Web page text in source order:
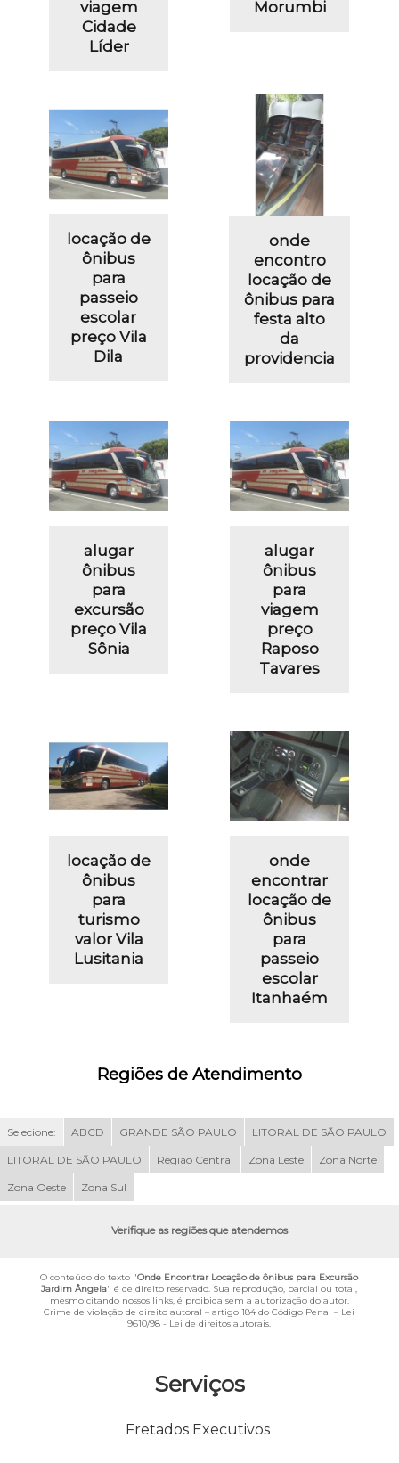
Serviços
Fretados Executivos
viagem
Cidade
Líder
Morumbi
locação de
ônibus
para
passeio
escolar
preço Vila
Dila
onde
encontro
locação de
ônibus para
festa alto
da
providencia
alugar
ônibus
para
excursão
preço Vila
Sônia
alugar
ônibus
para
viagem
preço
Raposo
Tavares
locação de
ônibus
para
turismo
valor Vila
Lusitania
onde
encontrar
locação de
ônibus
para
passeio
escolar
Itanhaém
Regiões de Atendimento
Selecione: ABCD GRANDE SÃO PAULO LITORAL DE SÃO PAULO
LITORAL DE SÃO PAULO Região Central Zona Leste Zona Norte
Zona Oeste Zona Sul
Verifique as regiões que atendemos
O conteúdo do texto "Onde Encontrar Locação de ônibus para Excursão
Jardim Ângela" é de direito reservado. Sua reprodução, parcial ou total,
mesmo citando nossos links, é proibida sem a autorização do autor.
Crime de violação de direito autoral – artigo 184 do Código Penal – Lei
9610/98 - Lei de direitos autorais.